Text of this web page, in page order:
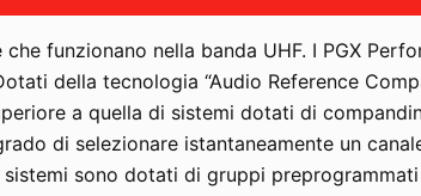
funzionano nella banda UHF. I PGX
della tecnologia “Audio Reference
a quella di sistemi dotati di
di selezionare istantaneamente un
sono dotati di gruppi